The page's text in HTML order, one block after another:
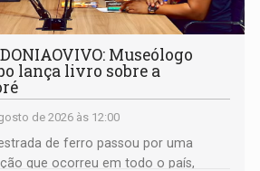
Museólogo
lança livro sobre a
de 2026 às 12:00
de ferro passou por uma
que ocorreu em todo o país,